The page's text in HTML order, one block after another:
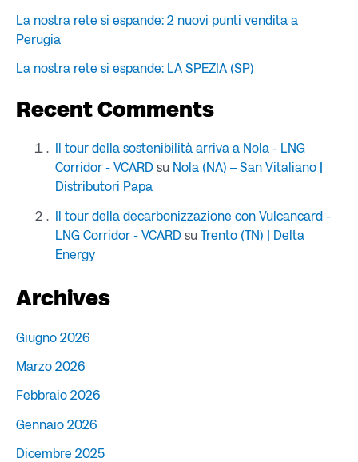
La nostra rete si espande: 2 nuovi punti vendita a
Perugia
La nostra rete si espande: LA SPEZIA (SP)
Recent Comments
Il tour della sostenibilità arriva a Nola - LNG
Corridor - VCARD su Nola (NA) – San Vitaliano |
Distributori Papa
Il tour della decarbonizzazione con Vulcancard -
LNG Corridor - VCARD suTrento (TN) | Delta
Energy
Archives
Giugno 2026
Marzo 2026
Febbraio 2026
Gennaio 2026
Dicembre 2025